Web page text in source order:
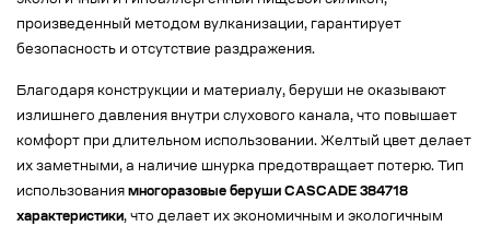
произведенный методом вулканизации, гарантирует
безопасность и отсутствие раздражения.
Благодаря конструкции и материалу, беруши не оказывают
излишнего давления внутри слухового канала, что повышает
комфорт при длительном использовании. Желтый цвет делает
их заметными, а наличие шнурка предотвращает потерю. Тип
использования многоразовые беруши CASCADE 384718
характеристики, что делает их экономичным и экологичным